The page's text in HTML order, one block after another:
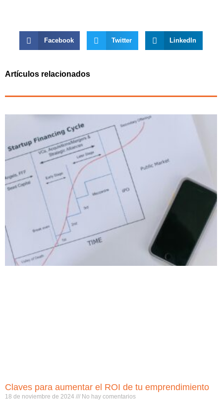
Facebook Twitter LinkedIn
Artículos relacionados
Claves para aumentar el ROI de tu emprendimiento
18 de noviembre de 2024 No hay comentarios